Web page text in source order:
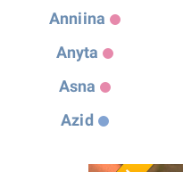
Anniina
Anyta
Asna
Azid